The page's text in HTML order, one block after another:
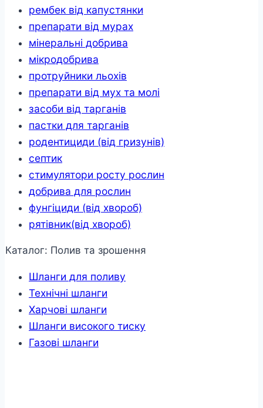
рембек від капустянки
препарати від мурах
мінеральні добрива
мікродобрива
протруйники льохів
препарати від мух та молі
засоби від тарганів
пастки для тарганів
родентициди (від гризунів)
септик
стимулятори росту рослин
добрива для рослин
фунгіциди (від хвороб)
рятівник(від хвороб)
Каталог: Полив та зрошення
Шланги для поливу
Технічні шланги
Харчові шланги
Шланги високого тиску
Газові шланги